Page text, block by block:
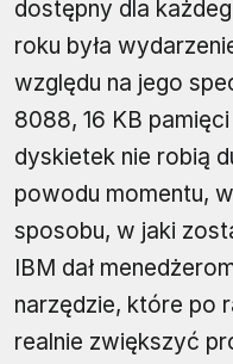
dostępny dla
roku była
względu na jego
8088, 16 KB
dyskietek nie robią
powodu momentu,
sposobu, w jaki
IBM dał
narzędzie, które po
realnie zwiększyć